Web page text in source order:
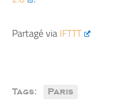
Partagé via IFTTT
Tags: Paris